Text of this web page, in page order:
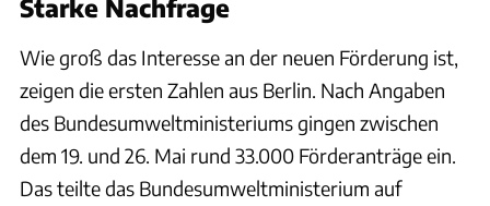
Starke Nachfrage
Wie groß das Interesse an der neuen Förderung ist,
zeigen die ersten Zahlen aus Berlin. Nach Angaben
des Bundesumweltministeriums gingen zwischen
dem 19. und 26. Mai rund 33.000 Förderanträge ein.
Das teilte das Bundesumweltministerium auf